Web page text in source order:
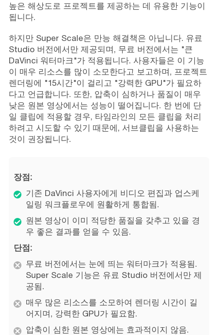
높은 해상도로 프로젝트를 제공하는 데 유용한 기능이
됩니다.
하지만 Super Scale은 만능 해결책은 아닙니다. 유료
Studio 버전에서만 제공되며, 무료 버전에서는 "큰
DaVinci 워터마크"가 적용됩니다. 사용자들은 이 기능
이 매우 리소스를 많이 소모한다고 보고하며, 프로젝트
렌더링에 "15시간"이 걸리고 "강력한 GPU"가 필요하
다고 언급합니다. 또한, 압축이 심하거나 품질이 매우
낮은 원본 영상에서는 성능이 떨어집니다. 한 번에 단
일 클립에 적용할 경우, 타임라인의 모든 클립을 처리
하려고 시도할 수 있기 때문에, 서브클립을 사용하는
것이 권장됩니다.
장점:
기존 DaVinci 사용자에게 비디오 편집과 업스케
일링 워크플로우에 원활하게 통합됨.
원본 영상이 이미 적당한 품질을 갖추고 있을 경
우 좋은 결과를 얻을 수 있음.
단점:
무료 버전에서는 눈에 띄는 워터마크가 적용됨.
Super Scale 기능은 유료 Studio 버전에서만 제
공됨.
매우 많은 리소스를 소모하여 렌더링 시간이 길
어지며, 강력한 GPU가 필요함.
압축이 심한 원본 영상에는 효과적이지 않음.